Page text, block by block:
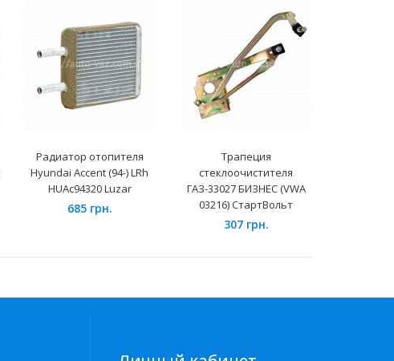
Радиатор отопителя
Hyundai Accent (94-) LRh
HUAc94320 Luzar
685 грн.
Трапеция
стеклоочистителя
ГАЗ-33027 БИЗНЕС (VWA
03216) СтартВольт
307 грн.